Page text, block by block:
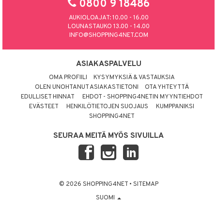
0800 9 18486
AUKIOLOAJAT: 10.00 - 16.00
LOUNASTAUKO 13.00 - 14.00
INFO@SHOPPING4NET.COM
ASIAKASPALVELU
OMA PROFIILI
KYSYMYKSIÄ & VASTAUKSIA
OLEN UNOHTANUT ASIAKASTIETONI
OTA YHTEYTTÄ
EDULLISET HINNAT
EHDOT - SHOPPING4NETIN MYYNTIEHDOT
EVÄSTEET
HENKILÖTIETOJEN SUOJAUS
KUMPPANIKSI
SHOPPING4NET
SEURAA MEITÄ MYÖS SIVUILLA
© 2026 SHOPPING4NET • SITEMAP
SUOMI